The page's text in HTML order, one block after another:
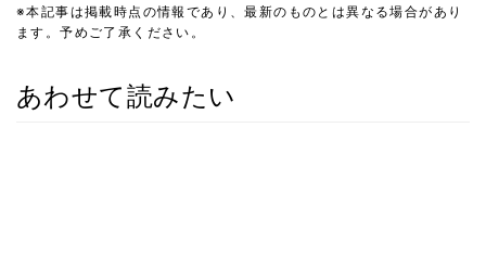
※本記事は掲載時点の情報であり、最新のものとは異なる場合があり
ます。予めご了承ください。
あわせて読みたい